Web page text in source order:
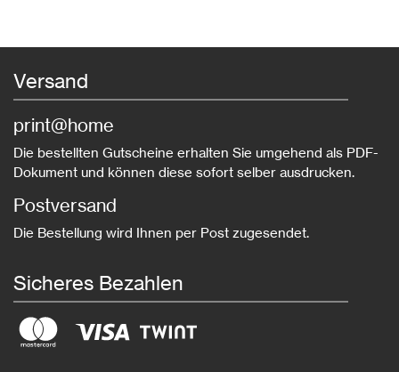
Versand
print@home
Die bestellten Gutscheine erhalten Sie umgehend als PDF-
Dokument und können diese sofort selber ausdrucken.
Postversand
Die Bestellung wird Ihnen per Post zugesendet.
Sicheres Bezahlen